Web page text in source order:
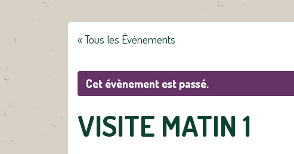
« Tous les Évènements
Cet évènement est passé.
VISITE MATIN 1